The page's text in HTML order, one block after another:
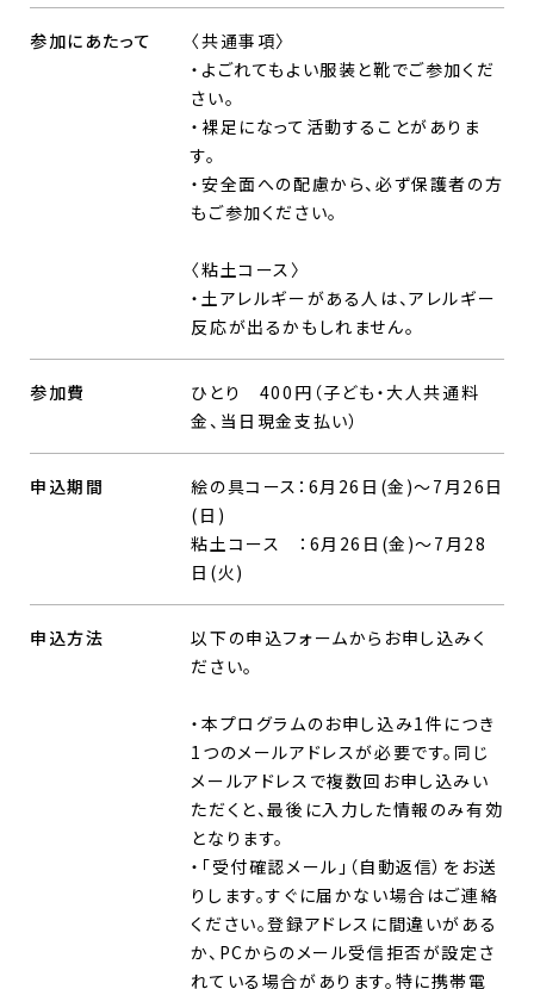
参加にあたって
〈共通事項〉
・よごれてもよい服装と靴でご参加くだ
さい。
・裸足になって活動することがありま
す。
・安全面への配慮から、必ず保護者の方
もご参加ください。
〈粘土コース〉
・土アレルギーがある人は、アレルギー
反応が出るかもしれません。
参加費
ひとり 400円（子ども・大人共通料
金、当日現金支払い）
申込期間
絵の具コース：6月26日(金)～7月26日
(日)
粘土コース ：6月26日(金)～7月28
日(火)
申込方法
以下の申込フォームからお申し込みく
ださい。
・本プログラムのお申し込み1件につき
1つのメールアドレスが必要です。同じ
メールアドレスで複数回お申し込みい
ただくと、最後に入力した情報のみ有効
となります。
・「受付確認メール」（自動返信）をお送
りします。すぐに届かない場合はご連絡
ください。登録アドレスに間違いがある
か、PCからのメール受信拒否が設定さ
れている場合があります。特に携帯電